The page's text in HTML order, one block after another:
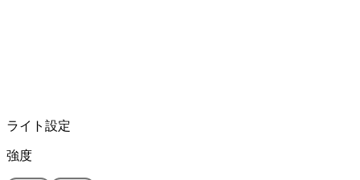
ライト設定
強度